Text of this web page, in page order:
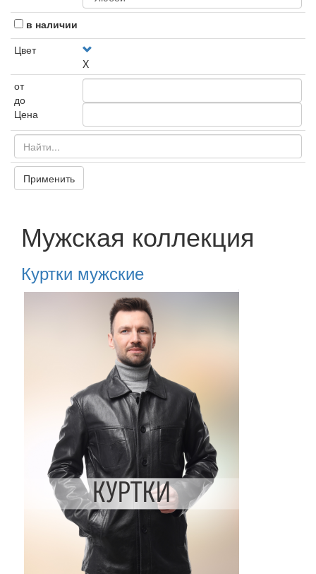
в наличии
Цвет
X
от
до
Цена
Применить
Мужская коллекция
Куртки мужские